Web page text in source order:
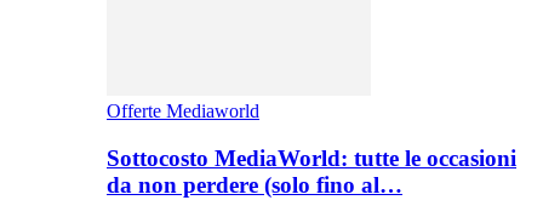
Offerte Mediaworld
Sottocosto MediaWorld: tutte le occasioni
da non perdere (solo fino al…